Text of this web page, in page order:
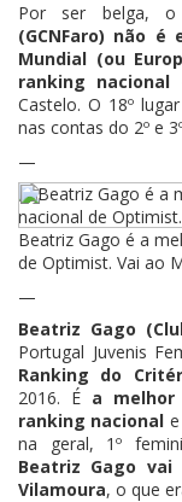
Por ser belga,
(GCNFaro) não
Mundial (ou
ranking nacional
Castelo. O 18º
nas contas do 2º e
—
Beatriz Gago é a
de Optimist. Vai ao
—
Beatriz Gago
Portugal Juvenis
Ranking do
2016. É a
ranking nacional
na geral, 1º
Beatriz Gago
Vilamoura, o que